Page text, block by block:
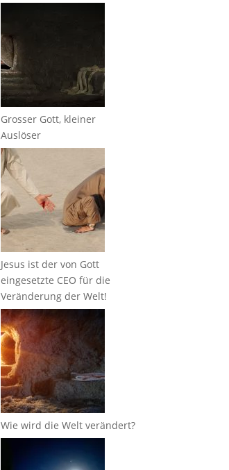
Grosser Gott, kleiner
Auslöser
Jesus ist der von Gott
eingesetzte CEO für die
Veränderung der Welt!
Wie wird die Welt verändert?